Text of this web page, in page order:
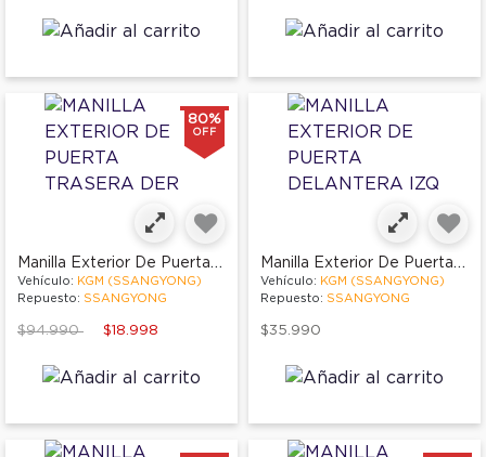
80%
OFF
Manilla Exterior De Puerta Trasera Der
Vehículo: KGM (SSANGYONG)
Repuesto: SSANGYONG
Price reduced from
$94.990to $18.998
Manilla Exterior De Puerta Delantera Izq
Vehículo: KGM (SSANGYONG)
Repuesto: SSANGYONG
$35.990